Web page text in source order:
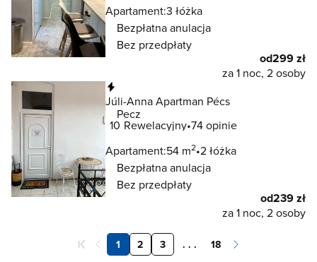
Apartament:3 łóżka
Bezpłatna anulacja
Bez przedpłaty
od299 zł
za 1 noc, 2 osoby
Júli-Anna Apartman Pécs
Pecz
10 Rewelacyjny 74 opinie
Apartament:54 m2 2 łóżka
Bezpłatna anulacja
Bez przedpłaty
od239 zł
za 1 noc, 2 osoby
1 2 3 . . . 18